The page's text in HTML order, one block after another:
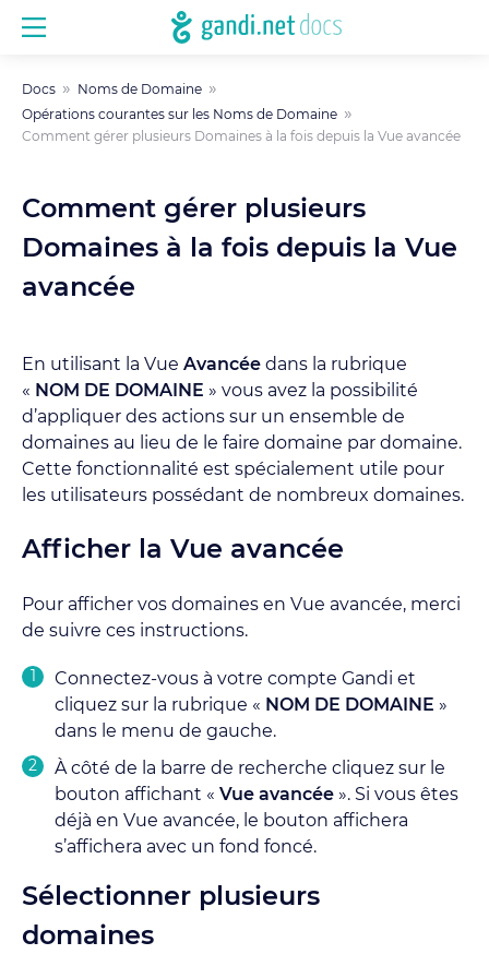
Docs
Noms de Domaine
Opérations courantes sur les Noms de Domaine
Comment gérer plusieurs Domaines à la fois depuis la Vue avancée
Comment gérer plusieurs
Domaines à la fois depuis la Vue
avancée
En utilisant la Vue Avancée dans la rubrique
« NOM DE DOMAINE » vous avez la possibilité
d’appliquer des actions sur un ensemble de
domaines au lieu de le faire domaine par domaine.
Cette fonctionnalité est spécialement utile pour
les utilisateurs possédant de nombreux domaines.
Afficher la Vue avancée
Pour afficher vos domaines en Vue avancée, merci
de suivre ces instructions.
Connectez-vous à votre compte Gandi et
cliquez sur la rubrique « NOM DE DOMAINE »
dans le menu de gauche.
À côté de la barre de recherche cliquez sur le
bouton affichant « Vue avancée ». Si vous êtes
déjà en Vue avancée, le bouton affichera
s’affichera avec un fond foncé.
Sélectionner plusieurs
domaines